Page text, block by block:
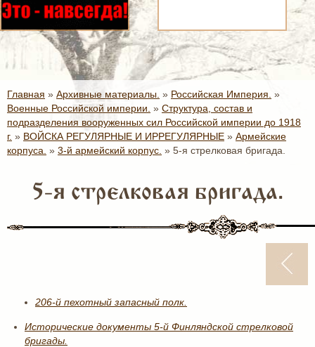
Главная » Архивные материалы. » Российская Империя. »
Военные Российской империи. » Структура, состав и
подразделения вооруженных сил Российской империи до 1918
г. » ВОЙСКА РЕГУЛЯРНЫЕ И ИРРЕГУЛЯРНЫЕ » Армейские
корпуса. » 3-й армейский корпус. » 5-я стрелковая бригада.
5-я стрелковая бригада.
206-й пехотный запасный полк.
Исторические документы 5-й Финляндской стрелковой
бригады.